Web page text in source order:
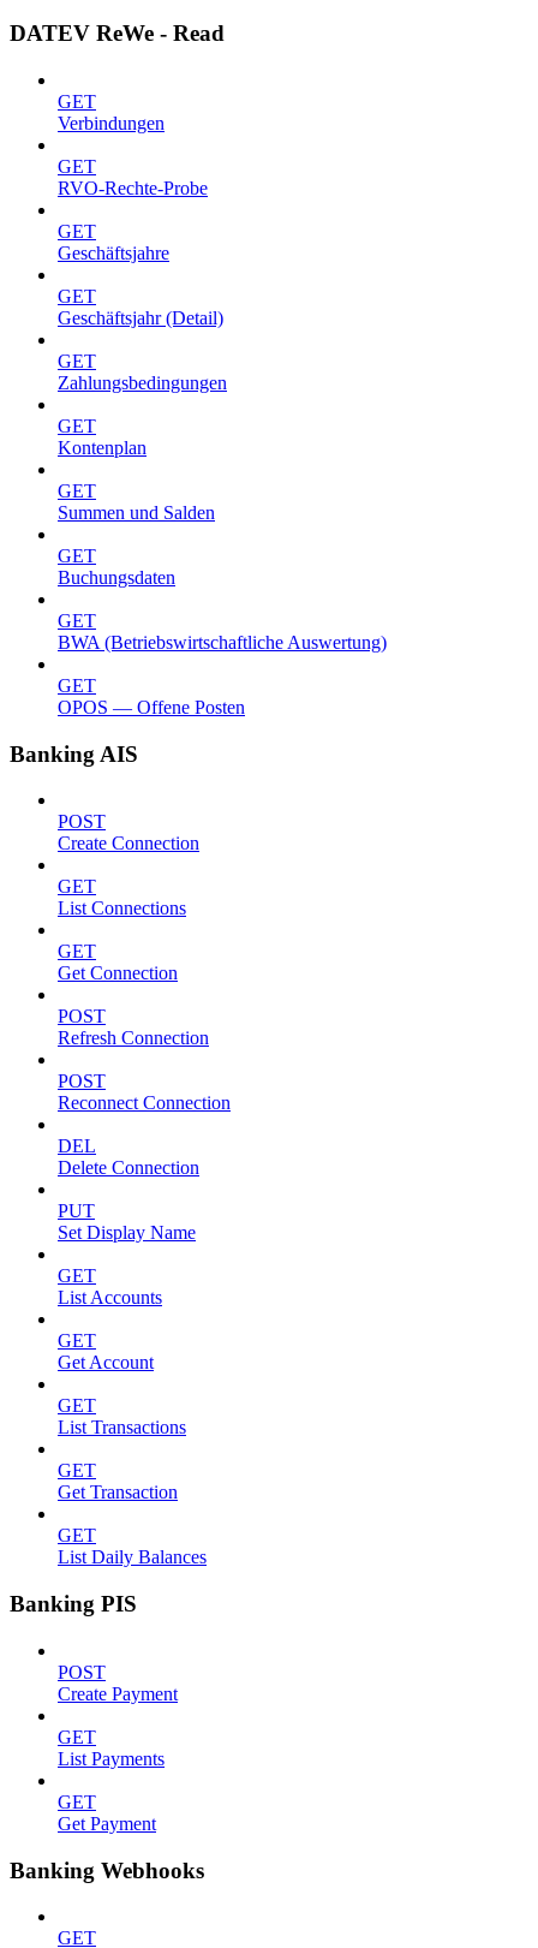
DATEV ReWe - Read
GET
Verbindungen
GET
RVO-Rechte-Probe
GET
Geschäftsjahre
GET
Geschäftsjahr (Detail)
GET
Zahlungsbedingungen
GET
Kontenplan
GET
Summen und Salden
GET
Buchungsdaten
GET
BWA (Betriebswirtschaftliche Auswertung)
GET
OPOS — Offene Posten
Banking AIS
POST
Create Connection
GET
List Connections
GET
Get Connection
POST
Refresh Connection
POST
Reconnect Connection
DEL
Delete Connection
PUT
Set Display Name
GET
List Accounts
GET
Get Account
GET
List Transactions
GET
Get Transaction
GET
List Daily Balances
Banking PIS
POST
Create Payment
GET
List Payments
GET
Get Payment
Banking Webhooks
GET